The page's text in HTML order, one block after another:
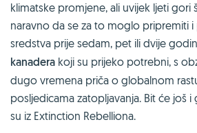
klimatske promjene, ali uvijek ljeti gori
naravno da se za to moglo pripremiti
sredstva prije sedam, pet ili dvije
kanadera koji su prijeko potrebni, s
dugo vremena priča o globalnom
posljedicama zatopljavanja. Bit će još i
su iz Extinction Rebelliona.